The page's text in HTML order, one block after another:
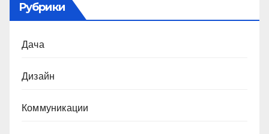
Рубрики
Дача
Дизайн
Коммуникации